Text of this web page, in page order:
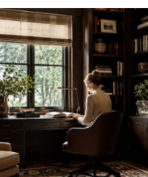
plastikowe. Umożliwiają
co jest kluczowym
rozwoju
dzięki stosowaniu Big-
transportu a także podnieść